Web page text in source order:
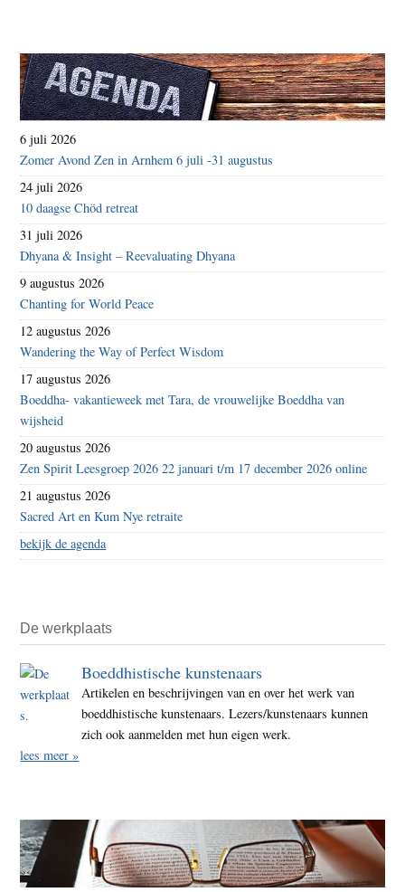
6 juli 2026
Zomer Avond Zen in Arnhem 6 juli -31 augustus
24 juli 2026
10 daagse Chöd retreat
31 juli 2026
Dhyana & Insight – Reevaluating Dhyana
9 augustus 2026
Chanting for World Peace
12 augustus 2026
Wandering the Way of Perfect Wisdom
17 augustus 2026
Boeddha- vakantieweek met Tara, de vrouwelijke Boeddha van
wijsheid
20 augustus 2026
Zen Spirit Leesgroep 2026 22 januari t/m 17 december 2026 online
21 augustus 2026
Sacred Art en Kum Nye retraite
bekijk de agenda
De werkplaats
Boeddhistische kunstenaars
Artikelen en beschrijvingen van en over het werk van
boeddhistische kunstenaars. Lezers/kunstenaars kunnen
zich ook aanmelden met hun eigen werk.
lees meer »